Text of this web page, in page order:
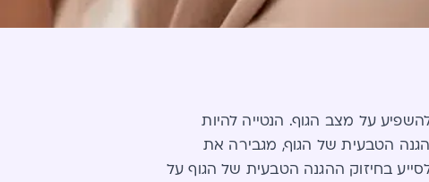
על מצב הגוף. הנטייה להיות
הטבעית של הגוף, מגבירה את
בחיזוק ההגנה הטבעית של הגוף על